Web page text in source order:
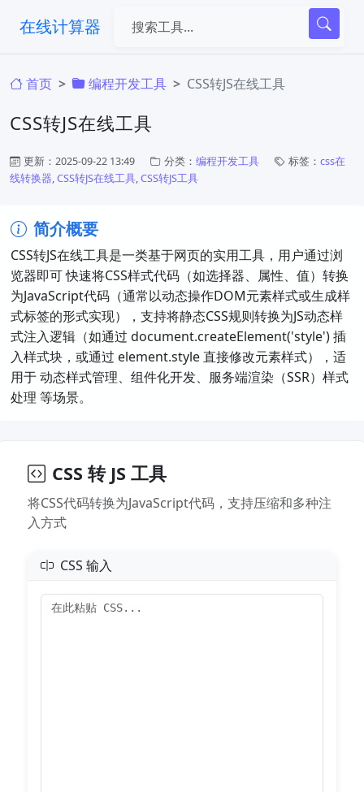
在线计算器
首页 编程开发工具 CSS转JS在线工具
CSS转JS在线工具
更新：2025-09-22 13:49 分类： 编程开发工具 标签： css在
线转换器,CSS转JS在线工具,CSS转JS工具
简介概要
CSS转JS在线工具​是一类基于网页的实用工具，用户通过浏
览器即可 ​快速将CSS样式代码（如选择器、属性、值）转换
为JavaScript代码​（通常以动态操作DOM元素样式或生成样
式标签的形式实现），支持将静态CSS规则转换为JS动态样
式注入逻辑（如通过 document.createElement('style') 插
入样式块，或通过 element.style 直接修改元素样式），适
用于 ​动态样式管理、组件化开发、服务端渲染（SSR）样式
处理​ 等场景。
CSS 转 JS 工具
将CSS代码转换为JavaScript代码，支持压缩和多种注
入方式
CSS 输入